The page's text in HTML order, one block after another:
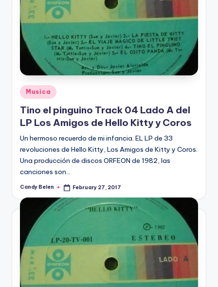
Posted
in
Musica
Tino el pinguino Track 04 Lado A del
LP Los Amigos de Hello Kitty y Coros
Un hermoso recuerdo de mi infancia. EL LP de 33
revoluciones de Hello Kitty, Los Amigos de Kitty y Coros.
Una producción de discos ORFEON de 1982, las
canciones son…
Posted
Candy Belen February 27, 2017